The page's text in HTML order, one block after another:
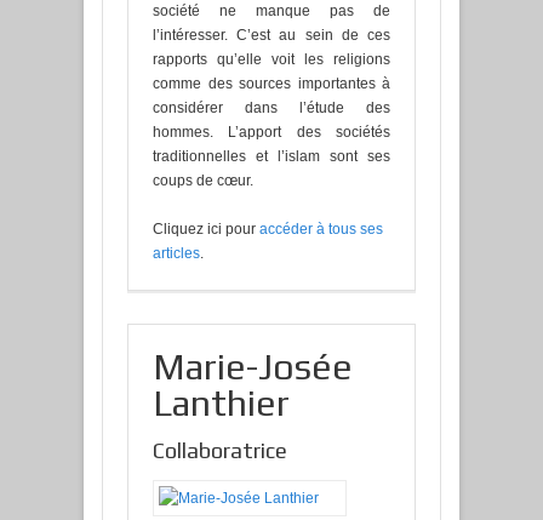
société ne manque pas de
l’intéresser. C’est au sein de ces
rapports qu’elle voit les religions
comme des sources importantes à
considérer dans l’étude des
hommes. L’apport des sociétés
traditionnelles et l’islam sont ses
coups de cœur.
Cliquez ici pour accéder à tous ses
articles.
Marie-Josée
Lanthier
Collaboratrice